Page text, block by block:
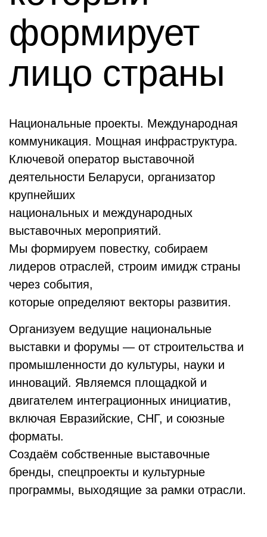
формирует
лицо страны
Национальные проекты. Международная
коммуникация. Мощная инфраструктура.
Ключевой оператор выставочной
деятельности Беларуси, организатор
крупнейших
национальных и международных
выставочных мероприятий.
Мы формируем повестку, собираем
лидеров отраслей, строим имидж страны
через события,
которые определяют векторы развития.
Организуем ведущие национальные
выставки и форумы — от строительства и
промышленности до культуры, науки и
инноваций. Являемся площадкой и
двигателем интеграционных инициатив,
включая Евразийские, СНГ, и союзные
форматы.
Создаём собственные выставочные
бренды, спецпроекты и культурные
программы, выходящие за рамки отрасли.